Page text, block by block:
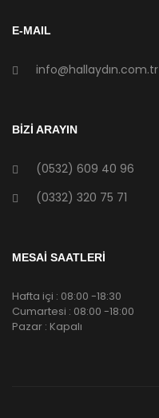
E-MAIL
info@hallaydın.com.tr
BİZİ ARAYIN
(0532) 609 40 96
(0332) 320 75 71
MESAİ SAATLERİ
Hafta içi : 08:00 -18:30
Cumartesi : 08:00 -18:00
Pazar : Kapalı